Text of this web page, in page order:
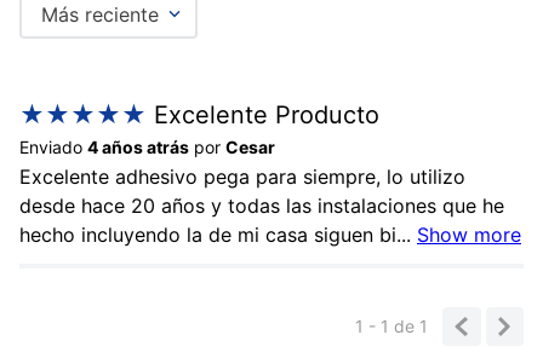
Más reciente
★★★★★ Excelente Producto
Enviado 4 años atrás por Cesar
Excelente adhesivo pega para siempre, lo utilizo
desde hace 20 años y todas las instalaciones que he
hecho incluyendo la de mi casa siguen bi... Show more
1 - 1de 1